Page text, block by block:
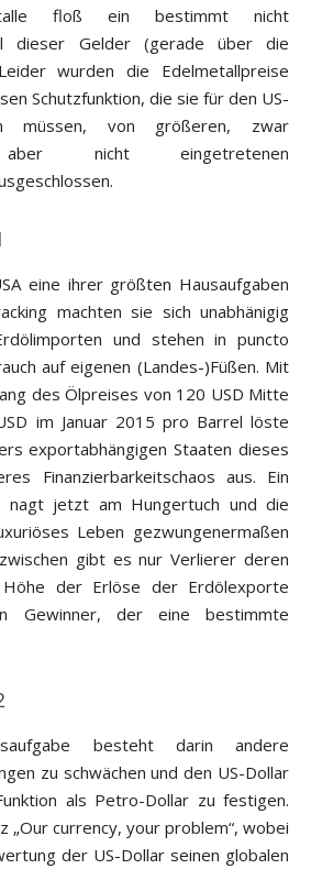
floß ein bestimmt nicht
dieser Gelder (gerade über die
wurden die Edelmetallpreise
Schutzfunktion, die sie für den US-
müssen, von größeren, zwar
aber nicht eingetretenen
eine ihrer größten Hausaufgaben
machten sie sich unabhänigig
und stehen in puncto
auf eigenen (Landes-)Füßen. Mit
des Ölpreises von 120 USD Mitte
im Januar 2015 pro Barrel löste
exportabhängigen Staaten dieses
Finanzierbarkeitschaos aus. Ein
nagt jetzt am Hungertuch und die
Leben gezwungenermaßen
gibt es nur Verlierer deren
der Erlöse der Erdölexporte
Gewinner, der eine bestimmte
besteht darin andere
zu schwächen und den US-Dollar
als Petro-Dollar zu festigen.
„Our currency, your problem“, wobei
der US-Dollar seinen globalen